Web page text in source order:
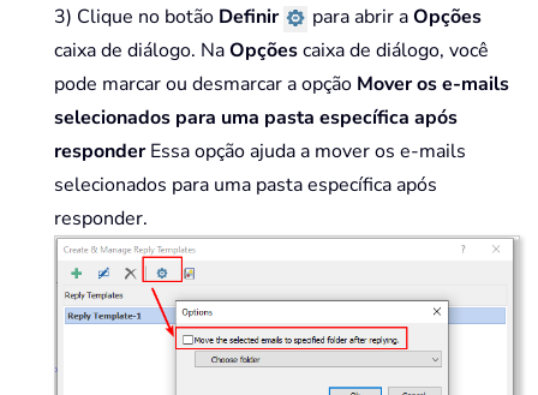
3) Clique no botão Definir para abrir aOpções
caixa de diálogo. NaOpçõescaixa de diálogo, você
pode marcar ou desmarcar a opção Mover os e-mails
selecionados para uma pasta específica após
responderEssa opção ajuda a mover os e-mails
selecionados para uma pasta específica após
responder.